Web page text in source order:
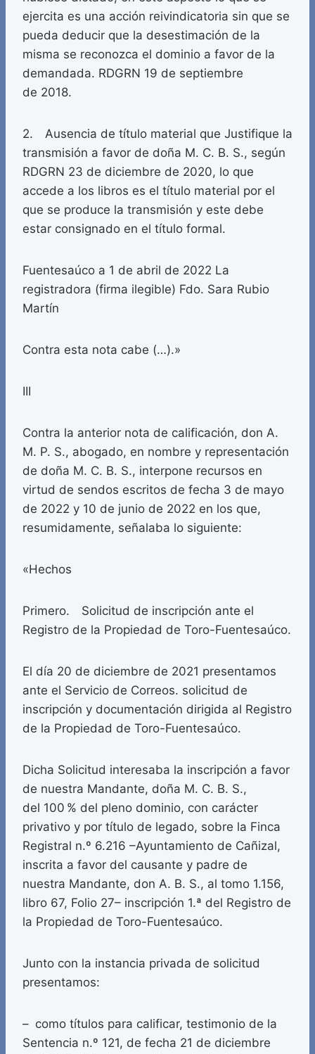
ejercita es una acción reivindicatoria sin que se
pueda deducir que la desestimación de la
misma se reconozca el dominio a favor de la
demandada. RDGRN 19 de septiembre
de 2018.
2. Ausencia de título material que Justifique la
transmisión a favor de doña M. C. B. S., según
RDGRN 23 de diciembre de 2020, lo que
accede a los libros es el título material por el
que se produce la transmisión y este debe
estar consignado en el título formal.
Fuentesaúco a 1 de abril de 2022 La
registradora (firma ilegible) Fdo. Sara Rubio
Martín
Contra esta nota cabe (…).»
III
Contra la anterior nota de calificación, don A.
M. P. S., abogado, en nombre y representación
de doña M. C. B. S., interpone recursos en
virtud de sendos escritos de fecha 3 de mayo
de 2022 y 10 de junio de 2022 en los que,
resumidamente, señalaba lo siguiente:
«Hechos
Primero. Solicitud de inscripción ante el
Registro de la Propiedad de Toro-Fuentesaúco.
El día 20 de diciembre de 2021 presentamos
ante el Servicio de Correos. solicitud de
inscripción y documentación dirigida al Registro
de la Propiedad de Toro-Fuentesaúco.
Dicha Solicitud interesaba la inscripción a favor
de nuestra Mandante, doña M. C. B. S.,
del 100 % del pleno dominio, con carácter
privativo y por título de legado, sobre la Finca
Registral n.º 6.216 –Ayuntamiento de Cañizal,
inscrita a favor del causante y padre de
nuestra Mandante, don A. B. S., al tomo 1.156,
libro 67, Folio 27– inscripción 1.ª del Registro de
la Propiedad de Toro-Fuentesaúco.
Junto con la instancia privada de solicitud
presentamos:
– como títulos para calificar, testimonio de la
Sentencia n.º 121, de fecha 21 de diciembre